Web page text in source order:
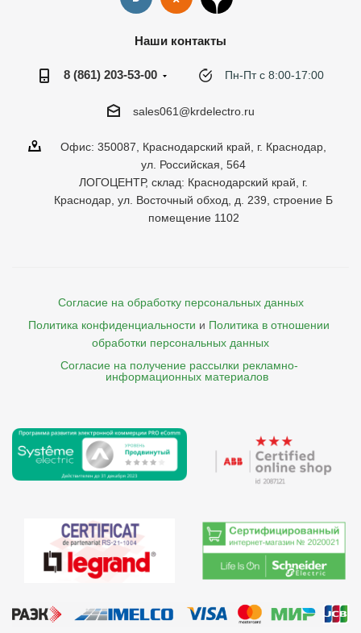
Наши контакты
8 (861) 203-53-00 Пн-Пт с 8:00-17:00
sales061@krdelectro.ru
Офис: 350087, Краснодарский край, г. Краснодар,
ул. Российская, 564
ЛОГОЦЕНТР, склад: Краснодарский край, г.
Краснодар, ул. Восточный обход, д. 239, строение Б
помещение 1102
Согласие на обработку персональных данных
Политика конфиденциальности и Политика в отношении
обработки персональных данных
Согласие на получение рассылки рекламно-
    информационных материалов